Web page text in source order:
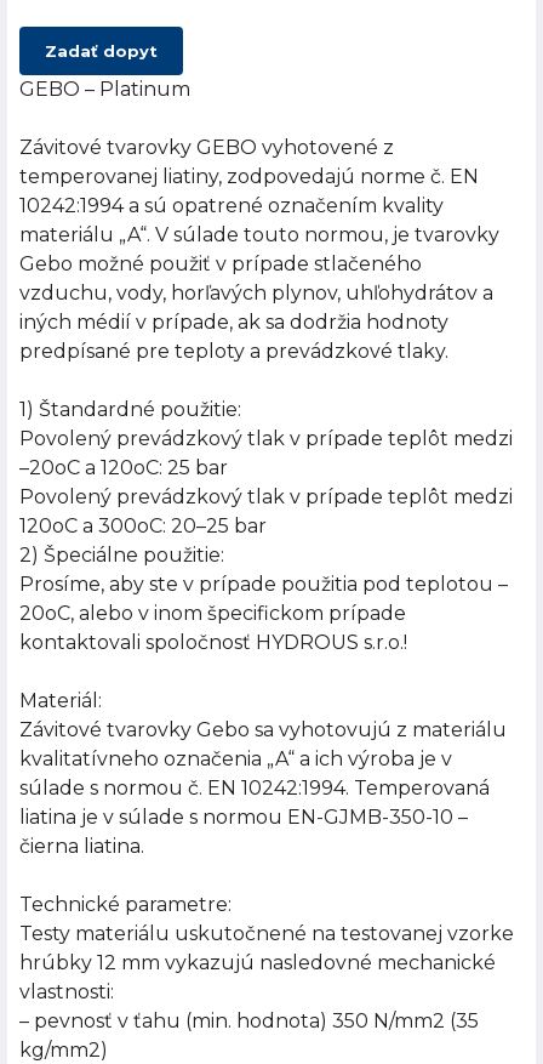
Zadať dopyt
GEBO – Platinum
Závitové tvarovky GEBO vyhotovené z
temperovanej liatiny, zodpovedajú norme č. EN
10242:1994 a sú opatrené označením kvality
materiálu „A“. V súlade touto normou, je tvarovky
Gebo možné použiť v prípade stlačeného
vzduchu, vody, horľavých plynov, uhľohydrátov a
iných médií v prípade, ak sa dodržia hodnoty
predpísané pre teploty a prevádzkové tlaky.
1) Štandardné použitie:
Povolený prevádzkový tlak v prípade teplôt medzi
–20oC a 120oC: 25 bar
Povolený prevádzkový tlak v prípade teplôt medzi
120oC a 300oC: 20–25 bar
2) Špeciálne použitie:
Prosíme, aby ste v prípade použitia pod teplotou –
20oC, alebo v inom špecifickom prípade
kontaktovali spoločnosť HYDROUS s.r.o.!
Materiál:
Závitové tvarovky Gebo sa vyhotovujú z materiálu
kvalitatívneho označenia „A“ a ich výroba je v
súlade s normou č. EN 10242:1994. Temperovaná
liatina je v súlade s normou EN-GJMB-350-10 –
čierna liatina.
Technické parametre:
Testy materiálu uskutočnené na testovanej vzorke
hrúbky 12 mm vykazujú nasledovné mechanické
vlastnosti:
– pevnosť v ťahu (min. hodnota) 350 N/mm2 (35
kg/mm2)